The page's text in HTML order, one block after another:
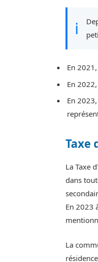
ℹ
En
En
En
Taxe
La Taxe
dans
En 2023
La